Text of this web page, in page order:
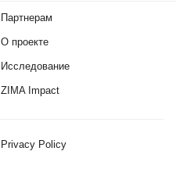
Партнерам
О проекте
Исследование
ZIMA Impact
Privacy Policy